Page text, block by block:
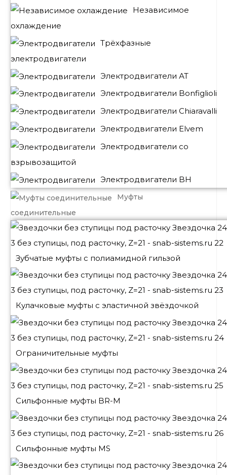
Независимое
охлаждение
Трёхфазные
электродвигатели
Электродвигатели АТ
Электродвигатели Bonfiglioli
Электродвигатели Chiaravalli
Электродвигатели Elvem
Электродвигатели со
взрывозащитой
Электродвигатели BH
Муфты
соединительные
Зубчатые муфты с полиамидной гильзой
Кулачковые муфты с эластичной звёздочкой
Ограничительные муфты
Сильфонные муфты BR-M
Сильфонные муфты MS